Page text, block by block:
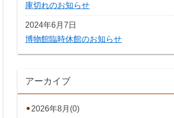
庫切れのお知らせ
2024年6月7日
博物館臨時休館のお知らせ
アーカイブ
2026年8月(0)